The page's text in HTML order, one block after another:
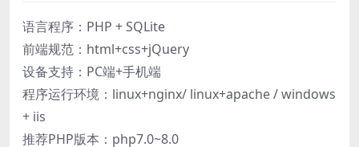
语言程序：PHP + SQLite
前端规范：html+css+jQuery
设备支持：PC端+手机端
程序运行环境：linux+nginx/ linux+apache / windows
+ iis
推荐PHP版本：php7.0~8.0